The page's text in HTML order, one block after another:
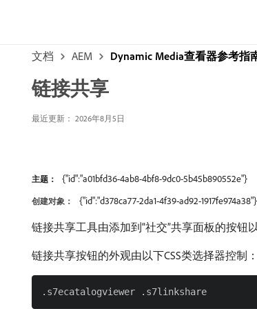
文档 AEM Dynamic Media查看器参考指
链接共享
最近更新： 2026年8月5日
主题： {"id":"a01bfd36-4ab8-4bf8-9dc0-5b45b890552e"}
创建对象： {"id":"d378ca77-2da1-4f39-ad92-1917fe974a38"}
链接共享工具由添加到“社交”共享面板的按钮
链接共享按钮的外观由以下CSS类选择器控制：